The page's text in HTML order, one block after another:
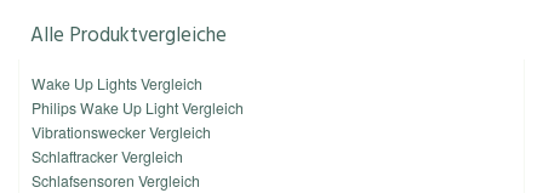
Alle Produktvergleiche
Wake Up Lights Vergleich
Philips Wake Up Light Vergleich
Vibrationswecker Vergleich
Schlaftracker Vergleich
Schlafsensoren Vergleich